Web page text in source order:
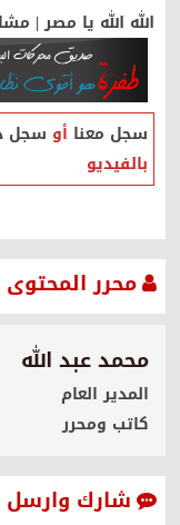
الله الله يا مصر |
سجل معنا أو سجل
بالفيديو
محرر المحتوى
محمد عبد الله
المدير العام
كاتب ومحرر
شارك وارسل